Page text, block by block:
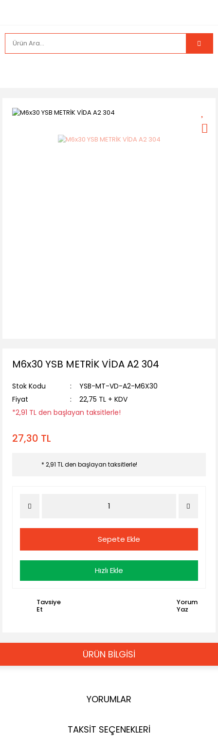
M6x30 YSB METRİK VİDA A2 304
Stok Kodu
YSB-MT-VD-A2-M6X30
Fiyat
22,75 TL + KDV
*2,91 TL den başlayan taksitlerle!
27,30 TL
* 2,91 TL den başlayan taksitlerle!
Sepete Ekle
Hızlı Ekle
Tavsiye
Et
Yorum
Yaz
ÜRÜN BİLGİSİ
YORUMLAR
TAKSİT SEÇENEKLERİ